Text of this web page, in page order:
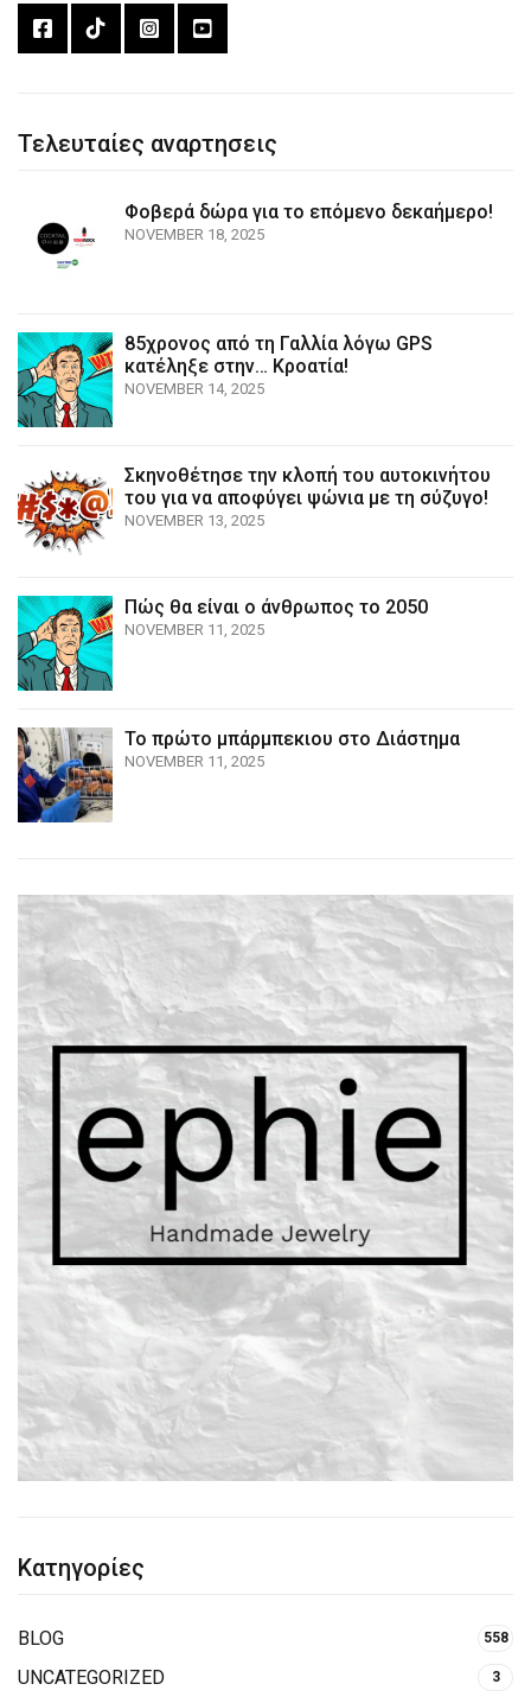
Τελευταίες αναρτησεις
Φοβερά δώρα για το επόμενο δεκαήμερο!
NOVEMBER 18, 2025
85χρονος από τη Γαλλία λόγω GPS
κατέληξε στην… Κροατία!
NOVEMBER 14, 2025
Σκηνοθέτησε την κλοπή του αυτοκινήτου
του για να αποφύγει ψώνια με τη σύζυγο!
NOVEMBER 13, 2025
Πώς θα είναι ο άνθρωπος το 2050
NOVEMBER 11, 2025
Το πρώτο μπάρμπεκιου στο Διάστημα
NOVEMBER 11, 2025
Κατηγορίες
BLOG 558
UNCATEGORIZED 3